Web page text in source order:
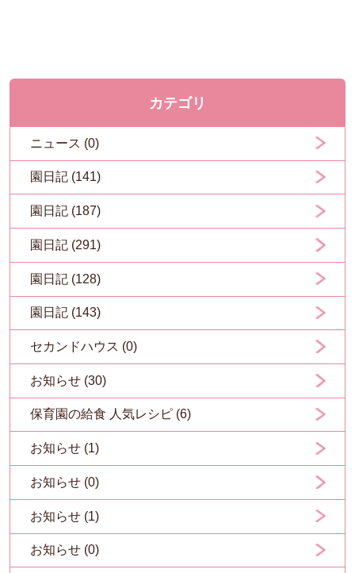
カテゴリ
ニュース (0)
園日記 (141)
園日記 (187)
園日記 (291)
園日記 (128)
園日記 (143)
セカンドハウス (0)
お知らせ (30)
保育園の給食 人気レシピ (6)
お知らせ (1)
お知らせ (0)
お知らせ (1)
お知らせ (0)